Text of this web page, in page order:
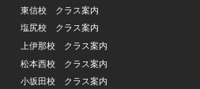
東信校 クラス案内
塩尻校 クラス案内
上伊那校 クラス案内
松本西校 クラス案内
小坂田校 クラス案内